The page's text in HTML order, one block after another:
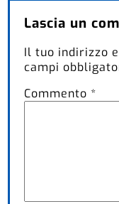
Lascia un
Il tuo indirizzo
campi
Commento *